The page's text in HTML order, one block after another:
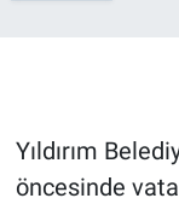
Yıldırım
öncesinde